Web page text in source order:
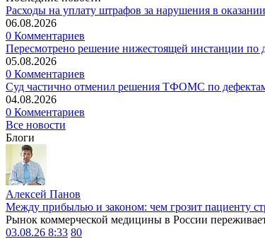
Расходы на уплату штрафов за нарушения в
06.08.2026
0 Комментариев
Пересмотрено решение нижестоящей инстанции по
05.08.2026
0 Комментариев
Суд частично отменил решения ТФОМС по дефектам
04.08.2026
0 Комментариев
Все новости
Блоги
Алексей Панов
Между прибылью и законом: чем грозит пациенту
Рынок коммерческой медицины в России
03.08.26 8:33 80